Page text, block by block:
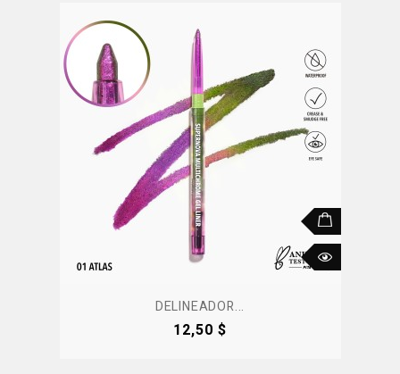
DELINEADOR...
Precio
12,50 $